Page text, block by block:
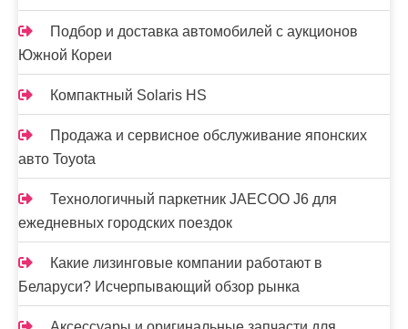
Подбор и доставка автомобилей с аукционов
Южной Кореи
Компактный Solaris HS
Продажа и сервисное обслуживание японских
авто Toyota
Технологичный паркетник JAECOO J6 для
ежедневных городских поездок
Какие лизинговые компании работают в
Беларуси? Исчерпывающий обзор рынка